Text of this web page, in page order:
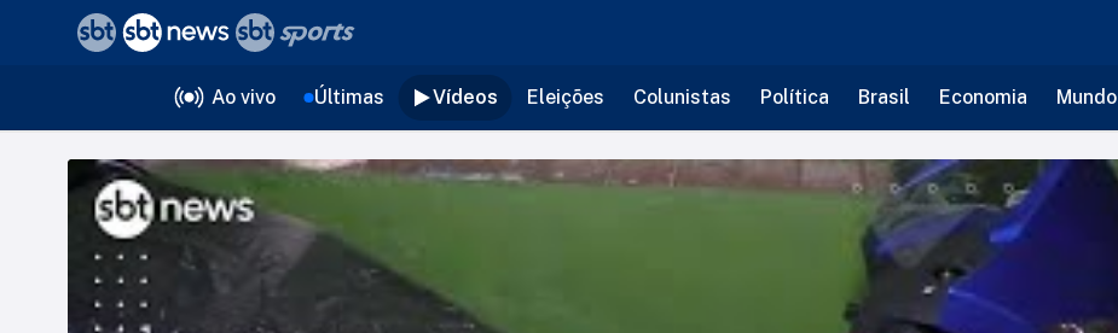
Ao vivo Últimas Vídeos Eleições Colunistas Política Brasil Economia Mundo
voltar
Editorias